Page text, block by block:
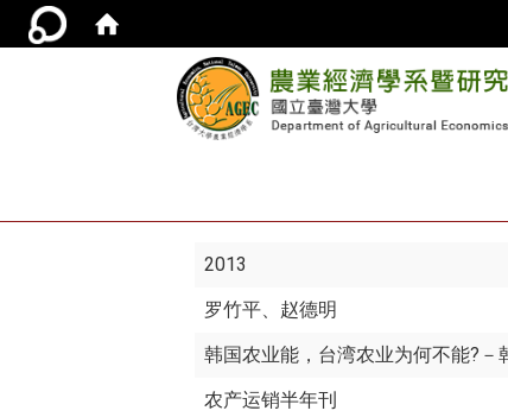
2013
罗竹平、赵德明
韩国农业能，台湾农业为何不能?－
农产运销半年刊